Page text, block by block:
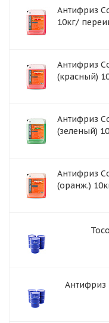
Антифриз
10кг/
Антифриз
(красный)
Антифриз
(зеленый)
Антифриз
(оранж.)
Антифриз